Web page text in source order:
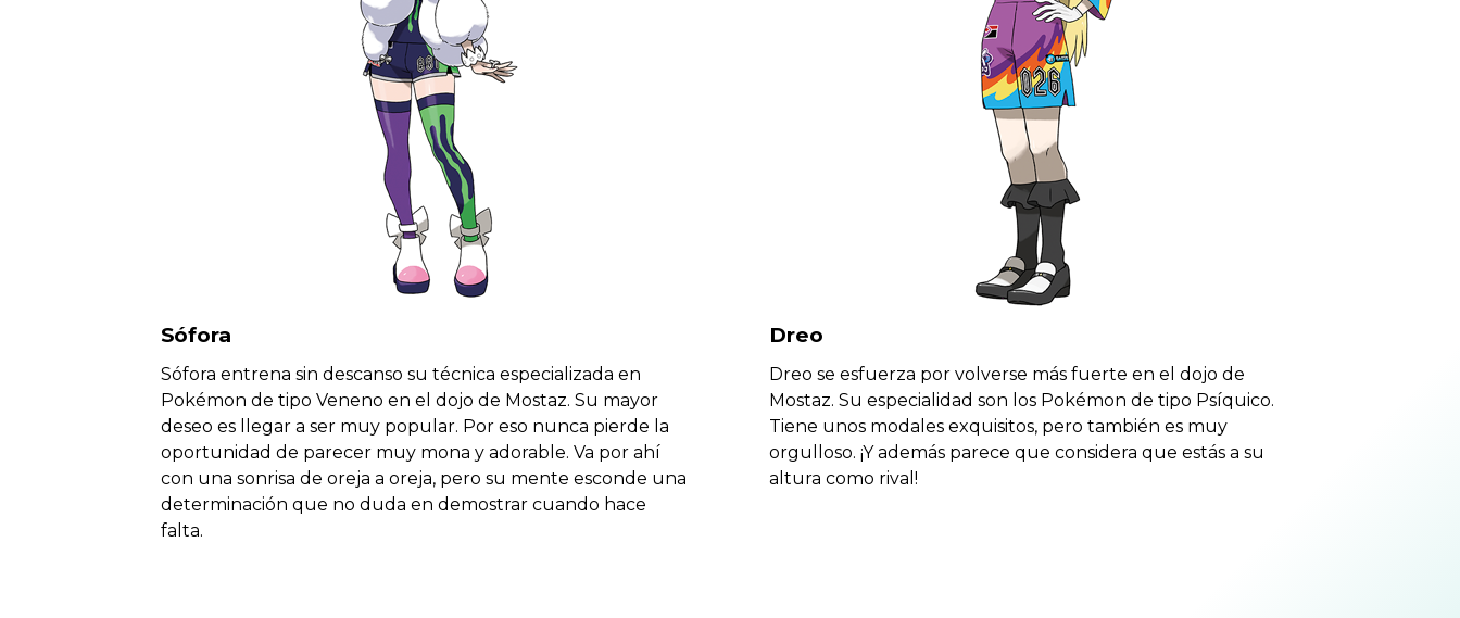
Sófora
Sófora entrena sin descanso su técnica especializada en
Pokémon de tipo Veneno en el dojo de Mostaz. Su mayor
deseo es llegar a ser muy popular. Por eso nunca pierde la
oportunidad de parecer muy mona y adorable. Va por ahí
con una sonrisa de oreja a oreja, pero su mente esconde una
determinación que no duda en demostrar cuando hace
falta.
Dreo
Dreo se esfuerza por volverse más fuerte en el dojo de
Mostaz. Su especialidad son los Pokémon de tipo Psíquico.
Tiene unos modales exquisitos, pero también es muy
orgulloso. ¡Y además parece que considera que estás a su
altura como rival!